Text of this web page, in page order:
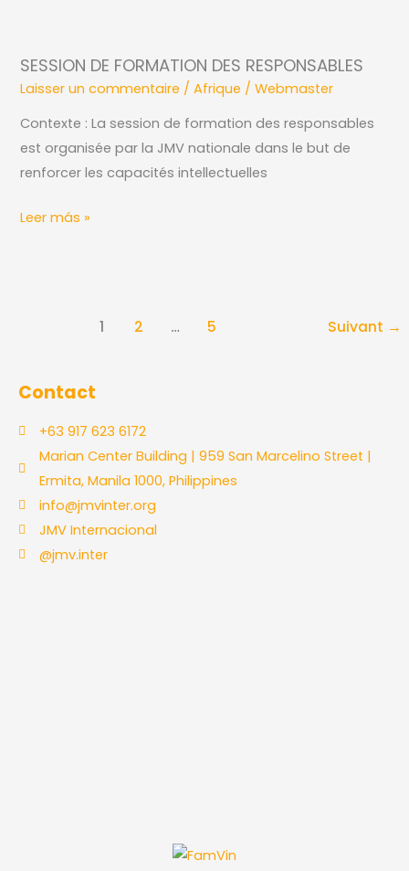
SESSION DE FORMATION DES RESPONSABLES
Laisser un commentaire /Afrique /Webmaster
Contexte : La session de formation des responsables
est organisée par la JMV nationale dans le but de
renforcer les capacités intellectuelles
FORMATION
DES
RESPONSABLES
Leer más »
1 2 … 5 Suivant →
Contact
+63 917 623 6172
Marian Center Building | 959 San Marcelino Street |
Ermita, Manila 1000, Philippines
info@jmvinter.org
JMV Internacional
@jmv.inter